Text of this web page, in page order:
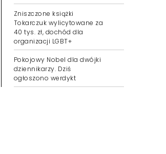
Zniszczone książki
Tokarczuk wylicytowane za
40 tys. zł, dochód dla
organizacji LGBT+
Pokojowy Nobel dla dwójki
dziennikarzy. Dziś
ogłoszono werdykt